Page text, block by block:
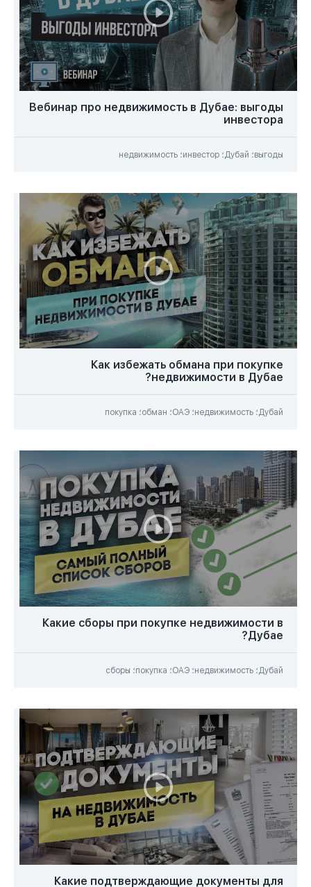
Вебинар про недвижимость в Дубае: выгоды
инвестора
выгоды؛ Дубай؛ инвестор؛ недвижимость
Как избежать обмана при покупке
недвижимости в Дубае?
Дубай؛ недвижимость؛ ОАЭ؛ обман؛ покупка
Какие сборы при покупке недвижимости в
Дубае?
Дубай؛ недвижимость؛ ОАЭ؛ покупка؛ сборы
Какие подтверждающие документы для